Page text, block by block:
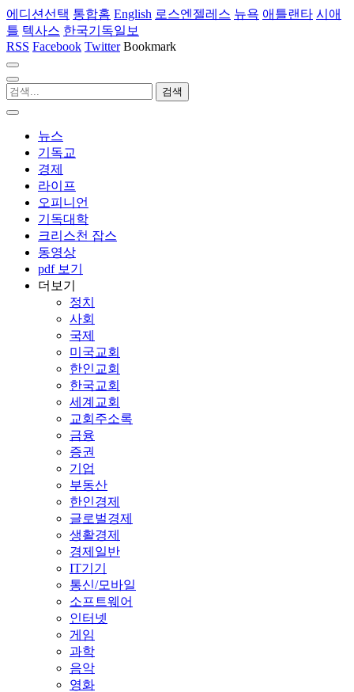
에디션선택 통합홈 English 로스엔젤레스 뉴욕 애틀랜타 시애
틀 텍사스 한국기독일보
RSS Facebook Twitter Bookmark
뉴스
기독교
경제
라이프
오피니언
기독대학
크리스천 잡스
동영상
pdf 보기
더보기
정치
사회
국제
미국교회
한인교회
한국교회
세계교회
교회주소록
금융
증권
기업
부동산
한인경제
글로벌경제
생활경제
경제일반
IT기기
통신/모바일
소프트웨어
인터넷
게임
과학
음악
영화